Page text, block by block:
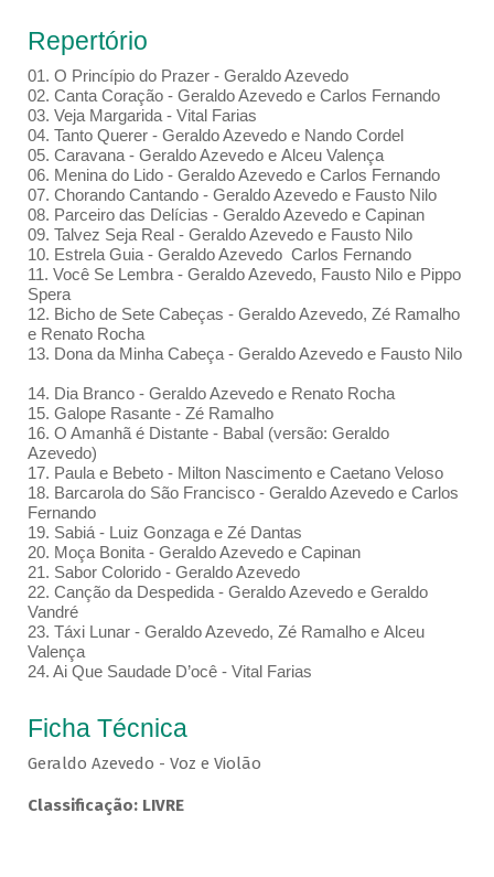
Repertório
01. O Princípio do Prazer - Geraldo Azevedo
02. Canta Coração - Geraldo Azevedo e Carlos Fernando
03. Veja Margarida - Vital Farias
04. Tanto Querer - Geraldo Azevedo e Nando Cordel
05. Caravana - Geraldo Azevedo e Alceu Valença
06. Menina do Lido - Geraldo Azevedo e Carlos Fernando
07. Chorando Cantando - Geraldo Azevedo e Fausto Nilo
08. Parceiro das Delícias - Geraldo Azevedo e Capinan
09. Talvez Seja Real - Geraldo Azevedo e Fausto Nilo
10. Estrela Guia - Geraldo Azevedo Carlos Fernando
11. Você Se Lembra - Geraldo Azevedo, Fausto Nilo e Pippo
Spera
12. Bicho de Sete Cabeças - Geraldo Azevedo, Zé Ramalho
e Renato Rocha
13. Dona da Minha Cabeça - Geraldo Azevedo e Fausto Nilo
14. Dia Branco - Geraldo Azevedo e Renato Rocha
15. Galope Rasante - Zé Ramalho
16. O Amanhã é Distante - Babal (versão: Geraldo
Azevedo)
17. Paula e Bebeto - Milton Nascimento e Caetano Veloso
18. Barcarola do São Francisco - Geraldo Azevedo e Carlos
Fernando
19. Sabiá - Luiz Gonzaga e Zé Dantas
20. Moça Bonita - Geraldo Azevedo e Capinan
21. Sabor Colorido - Geraldo Azevedo
22. Canção da Despedida - Geraldo Azevedo e Geraldo
Vandré
23. Táxi Lunar - Geraldo Azevedo, Zé Ramalho e Alceu
Valença
24. Ai Que Saudade D’ocê - Vital Farias
Ficha Técnica
Geraldo Azevedo - Voz e Violão
Classificação: LIVRE